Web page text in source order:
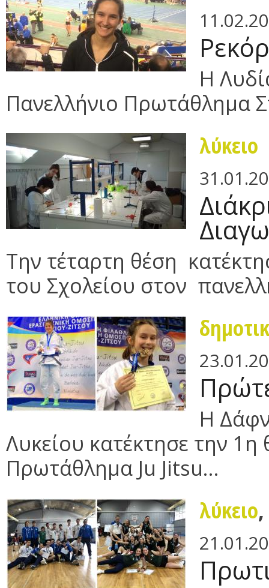
Η
Πανελλήνιο Πρωτάθλημα
λύκειο
Την τέταρτη θέση
του Σχολείου στον
Η
Λυκείου κατέκτησε την
Πρωτάθλημα Ju Jitsu...
λύκειο,